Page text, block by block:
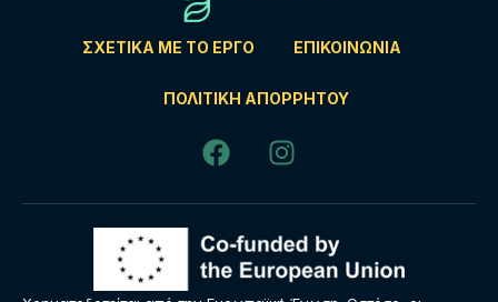
ΣΧΕΤΙΚΆ ΜΕ ΤΟ ΈΡΓΟ ΕΠΙΚΟΙΝΩΝΊΑ
ΠΟΛΙΤΙΚΉ ΑΠΟΡΡΉΤΟΥ